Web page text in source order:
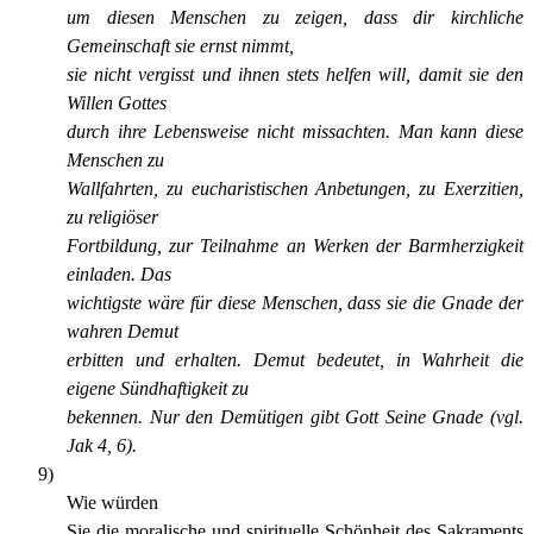
um diesen Menschen zu zeigen, dass dir kirchliche
Gemeinschaft sie ernst nimmt,
sie nicht vergisst und ihnen stets helfen will, damit sie den
Willen Gottes
durch ihre Lebensweise nicht missachten. Man kann diese
Menschen zu
Wallfahrten, zu eucharistischen Anbetungen, zu Exerzitien,
zu religiöser
Fortbildung, zur Teilnahme an Werken der Barmherzigkeit
einladen. Das
wichtigste wäre für diese Menschen, dass sie die Gnade der
wahren Demut
erbitten und erhalten. Demut bedeutet, in Wahrheit die
eigene Sündhaftigkeit zu
bekennen. Nur den Demütigen gibt Gott Seine Gnade (vgl.
Jak 4, 6).
9)
Wie würden